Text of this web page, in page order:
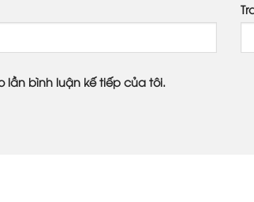
lần bình luận kế tiếp của tôi.